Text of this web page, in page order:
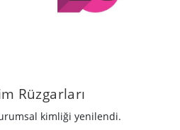
Rüzgarları
kimliği yenilendi.